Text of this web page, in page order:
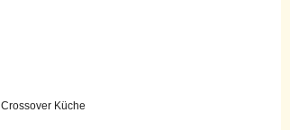
Crossover Küche